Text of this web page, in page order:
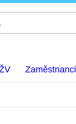
Zaměstnanci